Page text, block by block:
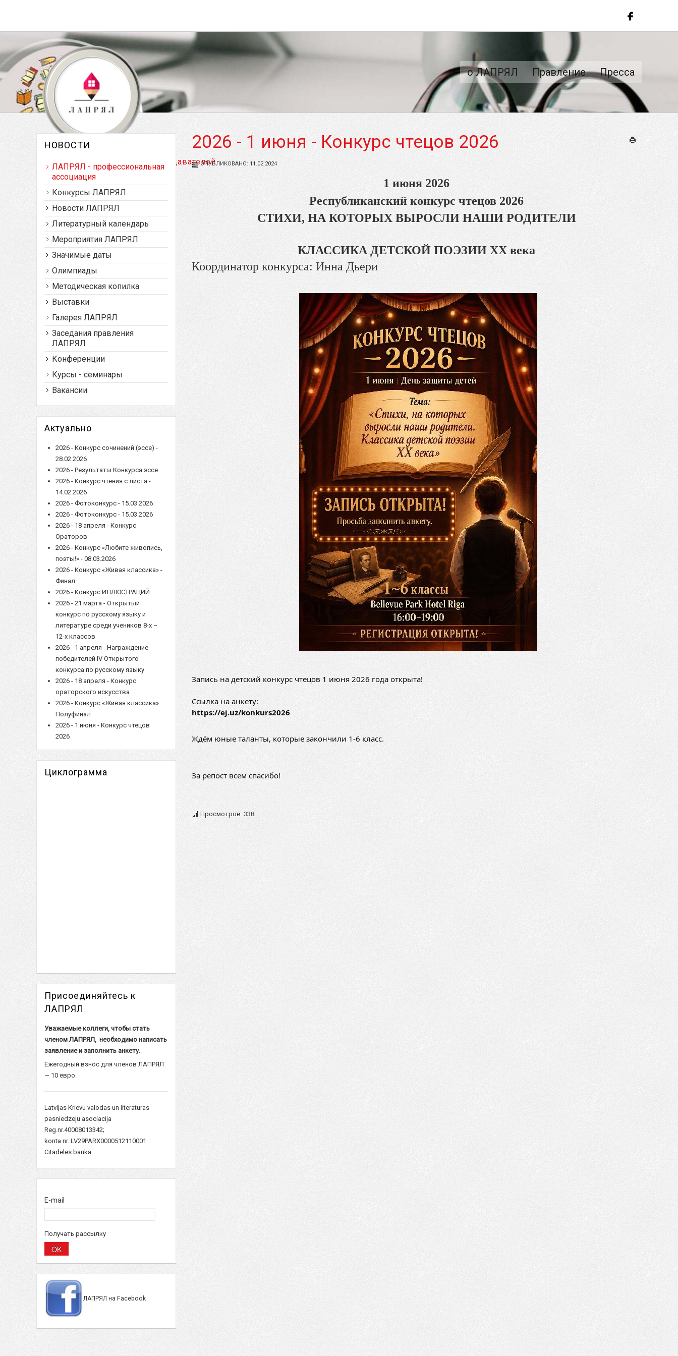
Латвийская ассоциация преподавателей
русского языка и литературы
о ЛАПРЯЛ Правление Пресса
НОВОСТИ
ЛАПРЯЛ - профессиональная
ассоциация
Конкурсы ЛАПРЯЛ
Новости ЛАПРЯЛ
Литературный календарь
Мероприятия ЛАПРЯЛ
Значимые даты
Олимпиады
Методическая копилка
Выставки
Галерея ЛАПРЯЛ
Заседания правления
ЛАПРЯЛ
Конференции
Курсы - семинары
Вакансии
Актуально
2026 - Конкурс сочинений (эссе) -
28.02.2026
2026 - Результаты Конкурса эссе
2026 - Конкурс чтения с листа -
14.02.2026
2026 - Фотоконкурс - 15.03.2026
2026 - Фотоконкурс - 15.03.2026
2026 - 18 апреля - Конкурс
Ораторов
2026 - Конкурс «Любите живопись,
поэты!» - 08.03.2026
2026 - Конкурс «Живая классика» -
Финал
2026 - Конкурс ИЛЛЮСТРАЦИЙ
2026 - 21 марта - Открытый
конкурс по русскому языку и
литературе среди учеников 8-х –
12-х классов
2026 - 1 апреля - Награждение
победителей IV Открытого
конкурса по русскому языку
2026 - 18 апреля - Конкурс
ораторского искусства
2026 - Конкурс «Живая классика».
Полуфинал
2026 - 1 июня - Конкурс чтецов
2026
Циклограмма
Присоединяйтесь к
ЛАПРЯЛ
Уважаемые коллеги, чтобы стать
членом ЛАПРЯЛ, необходимо написать
заявление и заполнить анкету.
Ежегодный взнос для членов ЛАПРЯЛ
— 10 евро.
Latvijas Krievu valodas un literaturas
pasniedzeju asociacija
Reg.nr.40008013342;
konta nr. LV29PARX0000512110001
Citadeles banka
E-mail
Получать рассылку
ЛАПРЯЛ на Facebook
2026 - 1 июня - Конкурс чтецов 2026
ОПУБЛИКОВАНО: 11.02.2024
1 июня 2026
Республиканский конкурс чтецов 2026
СТИХИ, НА КОТОРЫХ ВЫРОСЛИ НАШИ РОДИТЕЛИ
КЛАССИКА ДЕТСКОЙ ПОЭЗИИ XX века
Координатор конкурса: Инна Дьери
Запись на детский конкурс чтецов 1 июня 2026 года открыта!
Ссылка на анкету:
https://ej.uz/konkurs2026
Ждём юные таланты, которые закончили 1-6 класс.
За репост всем спасибо!
Просмотров: 338